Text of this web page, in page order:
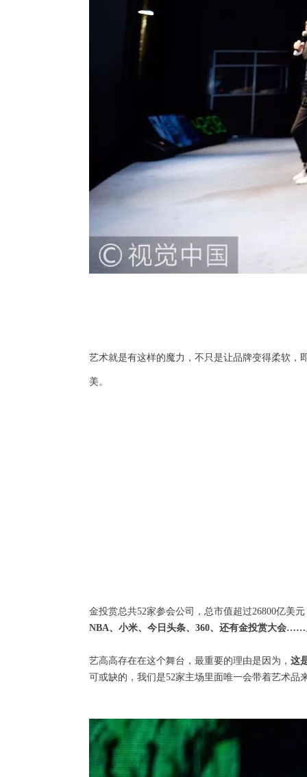
艺术就是有这样的魔力，不只是让品牌变得柔软
美。
金投赏总共52家参会公司，总市值超过26800亿美
NBA、小米、今日头条、360、还有金投赏大会
艺高高存在在这个舞台，最重要的理由是因为， 这
可或缺的，我们是52家主场里面唯一会带着艺术